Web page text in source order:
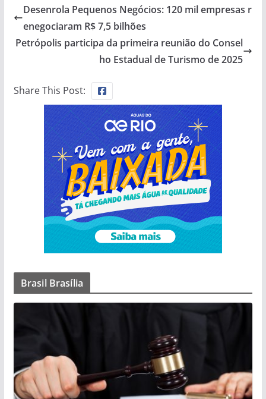
Desenrola Pequenos Negócios: 120 mil empresas r
enegociaram R$ 7,5 bilhões
Petrópolis participa da primeira reunião do Consel
ho Estadual de Turismo de 2025
Share This Post:
Brasil Brasília